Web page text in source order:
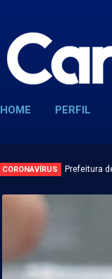
HOME PERFIL
CORONAVÍRUS Prefeitura